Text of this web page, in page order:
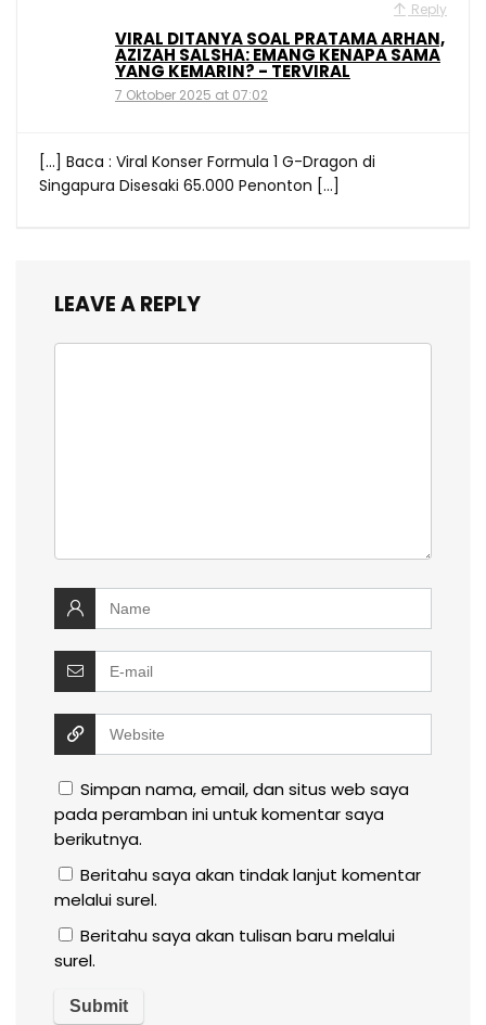
Reply
VIRAL DITANYA SOAL PRATAMA ARHAN,
AZIZAH SALSHA: EMANG KENAPA SAMA
YANG KEMARIN? - TERVIRAL
7 Oktober 2025 at 07:02
[…] Baca : Viral Konser Formula 1 G-Dragon di
Singapura Disesaki 65.000 Penonton […]
LEAVE A REPLY
Simpan nama, email, dan situs web saya
pada peramban ini untuk komentar saya
berikutnya.
Beritahu saya akan tindak lanjut komentar
melalui surel.
Beritahu saya akan tulisan baru melalui
surel.